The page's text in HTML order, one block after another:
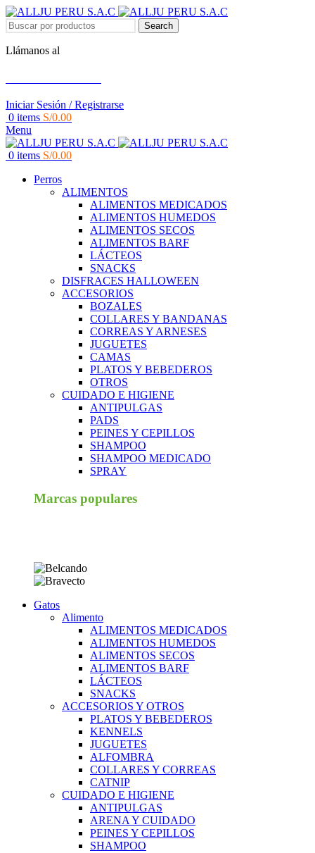
Search
Llámanos al
Iniciar Sesión / Registrarse
0 items S/0.00
Menu
0 items S/0.00
Perros
ALIMENTOS
ALIMENTOS MEDICADOS
ALIMENTOS HUMEDOS
ALIMENTOS SECOS
ALIMENTOS BARF
LÁCTEOS
SNACKS
DISFRACES HALLOWEEN
ACCESORIOS
BOZALES
COLLARES Y BANDANAS
CORREAS Y ARNESES
JUGUETES
CAMAS
PLATOS Y BEBEDEROS
OTROS
CUIDADO E HIGIENE
ANTIPULGAS
PADS
PEINES Y CEPILLOS
SHAMPOO
SHAMPOO MEDICADO
SPRAY
Marcas populares
Gatos
Alimento
ALIMENTOS MEDICADOS
ALIMENTOS HUMEDOS
ALIMENTOS SECOS
ALIMENTOS BARF
LÁCTEOS
SNACKS
ACCESORIOS Y OTROS
PLATOS Y BEBEDEROS
KENNELS
JUGUETES
ALFOMBRA
COLLARES Y CORREAS
CATNIP
CUIDADO E HIGIENE
ANTIPULGAS
ARENA Y CUIDADO
PEINES Y CEPILLOS
SHAMPOO